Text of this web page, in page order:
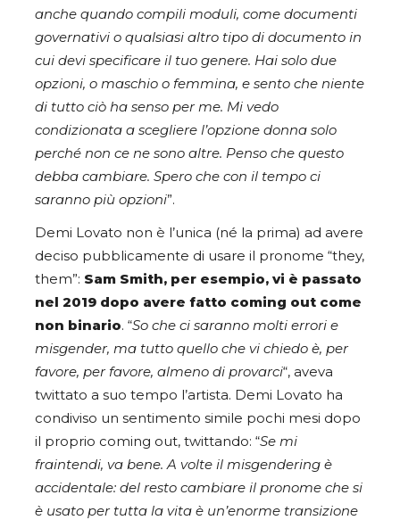
anche quando compili moduli, come documenti
governativi o qualsiasi altro tipo di documento in
cui devi specificare il tuo genere. Hai solo due
opzioni, o maschio o femmina, e sento che niente
di tutto ciò ha senso per me. Mi vedo
condizionata a scegliere l’opzione donna solo
perché non ce ne sono altre. Penso che questo
debba cambiare. Spero che con il tempo ci
saranno più opzioni”.
Demi Lovato non è l’unica (né la prima) ad avere
deciso pubblicamente di usare il pronome “they,
them”: Sam Smith, per esempio, vi è passato
nel 2019 dopo avere fatto coming out come
non binario. “So che ci saranno molti errori e
misgender, ma tutto quello che vi chiedo è, per
favore, per favore, almeno di provarci“, aveva
twittato a suo tempo l’artista. Demi Lovato ha
condiviso un sentimento simile pochi mesi dopo
il proprio coming out, twittando: “Se mi
fraintendi, va bene. A volte il misgendering è
accidentale: del resto cambiare il pronome che si
è usato per tutta la vita è un’enorme transizione